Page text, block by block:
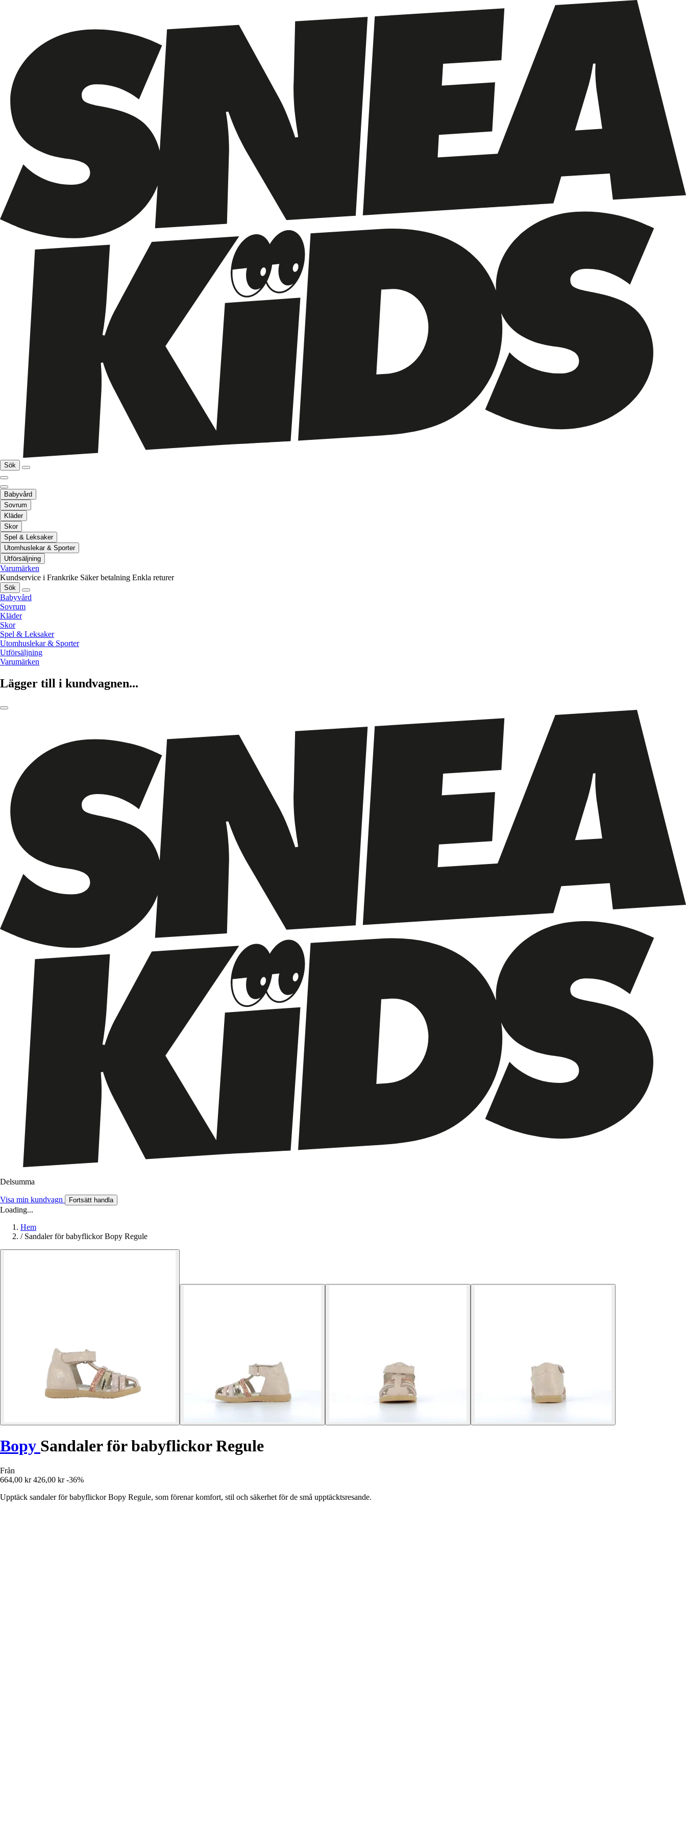
Sök
Babyvård
Sovrum
Kläder
Skor
Spel & Leksaker
Utomhuslekar & Sporter
Utförsäljning
Varumärken
Kundservice i Frankrike Säker betalning Enkla returer
Sök
Babyvård
Sovrum
Kläder
Skor
Spel & Leksaker
Utomhuslekar & Sporter
Utförsäljning
Varumärken
Lägger till i kundvagnen...
Delsumma
Visa min kundvagn Fortsätt handla
Loading...
Hem
/ Sandaler för babyflickor Bopy Regule
Bopy Sandaler för babyflickor Regule
Från
664,00 kr 426,00 kr -36%
Upptäck sandaler för babyflickor Bopy Regule, som förenar komfort, stil och säkerhet för de små upptäcktsresande.